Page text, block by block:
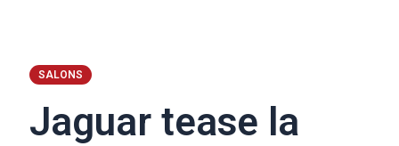
SALONS
Jaguar tease la